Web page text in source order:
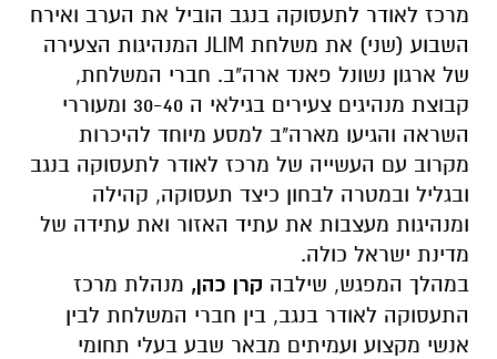
מרכז לאודר לתעסוקה בנגב הוביל את הערב ואירח
השבוע (שני) את משלחת JLIM המנהיגות הצעירה
של ארגון נשונל פאנד ארה"ב. חברי המשלחת,
קבוצת מנהיגים צעירים בגילאי ה 30-40 ומעוררי
השראה והגיעו מארה"ב למסע מיוחד להיכרות
מקרוב עם העשייה של מרכז לאודר לתעסוקה בנגב
ובגליל ובמטרה לבחון כיצד תעסוקה, קהילה
ומנהיגות מעצבות את עתיד האזור ואת עתידה של
מדינת ישראל כולה.
במהלך המפגש, שילבה קרן כהן, מנהלת מרכז
התעסוקה לאודר בנגב, בין חברי המשלחת לבין
אנשי מקצוע ועמיתים מבאר שבע בעלי תחומי